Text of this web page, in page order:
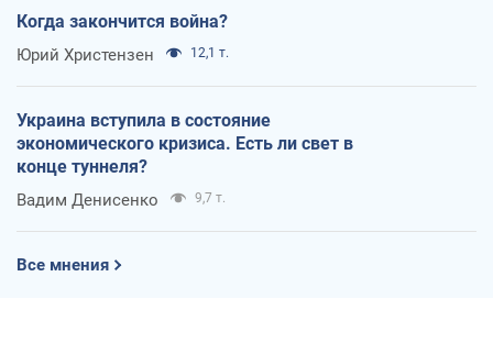
Когда закончится война?
Юрий Христензен 12,1 т.
Украина вступила в состояние
экономического кризиса. Есть ли свет в
конце туннеля?
Вадим Денисенко 9,7 т.
Все мнения